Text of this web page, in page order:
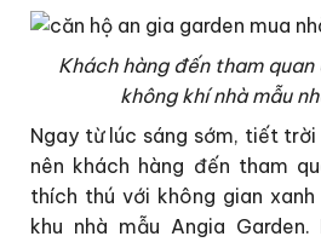
Khách hàng đến tham
không khí nhà mẫu
Ngay từ lúc sáng sớm, tiết
nên khách hàng đến tham
thích thú với không gian
khu nhà mẫu Angia